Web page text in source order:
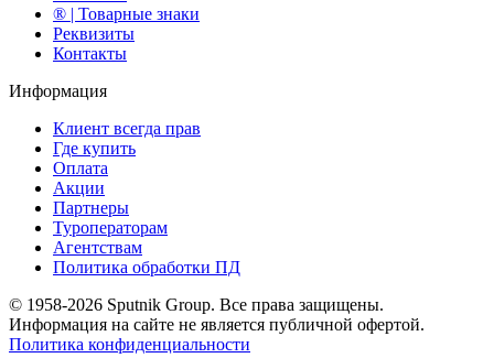
® | Товарные знаки
Реквизиты
Контакты
Информация
Клиент всегда прав
Где купить
Оплата
Акции
Партнеры
Туроператорам
Агентствам
Политика обработки ПД
© 1958-2026 Sputnik Group. Все права защищены.
Информация на сайте не является публичной офертой.
Политика конфиденциальности